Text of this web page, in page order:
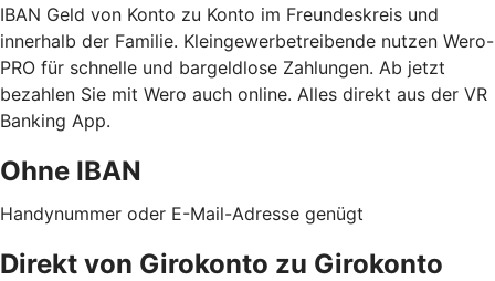
IBAN Geld von Konto zu Konto im Freundeskreis und
innerhalb der Familie. Kleingewerbetreibende nutzen Wero-
PRO für schnelle und bargeldlose Zahlungen. Ab jetzt
bezahlen Sie mit Wero auch online. Alles direkt aus der VR
Banking App.
Ohne IBAN
Handynummer oder E-Mail-Adresse genügt
Direkt von Girokonto zu Girokonto